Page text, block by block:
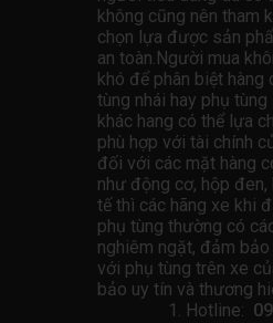
không cũng nên tham
chọn lựa được sản
an toàn.Người mua
khó để phân biệt hàng
tùng nhái hay phụ
khác hang có thể lựa
phù hợp với tài chính
đối với các mặt hàng
như động cơ, hộp
tế thì các hãng xe khi
phụ tùng thường có
nghiêm ngặt, đảm
với phụ tùng trên xe
bảo uy tín và thương
Hotline: